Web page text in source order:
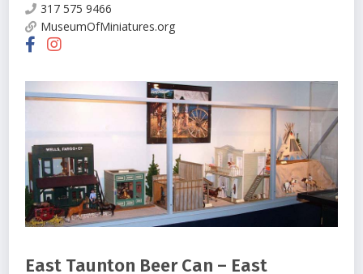
317 575 9466
MuseumOfMiniatures.org
East Taunton Beer Can – East